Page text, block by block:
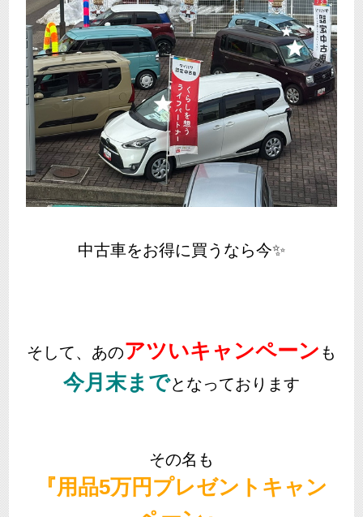
中古車をお得に買うなら今✨
そして、あのアツいキャンペーン も
今月末までとなっております
その名も
『用品5万円プレゼントキャン